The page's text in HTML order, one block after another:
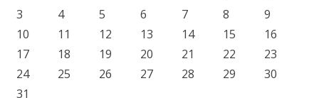
3
4 5 6 7 8
9
10
11 12 13 14 15
16
17
18 19 20 21 22
23
24
25 26 27 28 29
30
31